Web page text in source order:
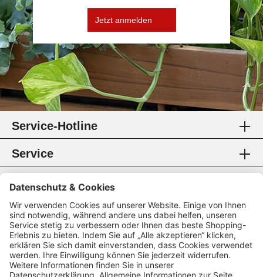
Jetzt anmelden
Service-Hotline
Service
Information
Rechtliches
Zahlungsmethoden
Zertifikate